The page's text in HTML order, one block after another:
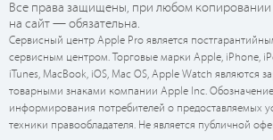
Все права защищены, при любом копировании
на сайт — обязательна.
Сервисный центр Apple Pro является
сервисным центром. Торговые марки Apple, iPhone,
iTunes, MacBook, iOS, Mac OS, Apple Watch являются
товарными знаками компании Apple Inc.
информирования потребителей о предоставляемых
техники правообладателя. Не является публичной